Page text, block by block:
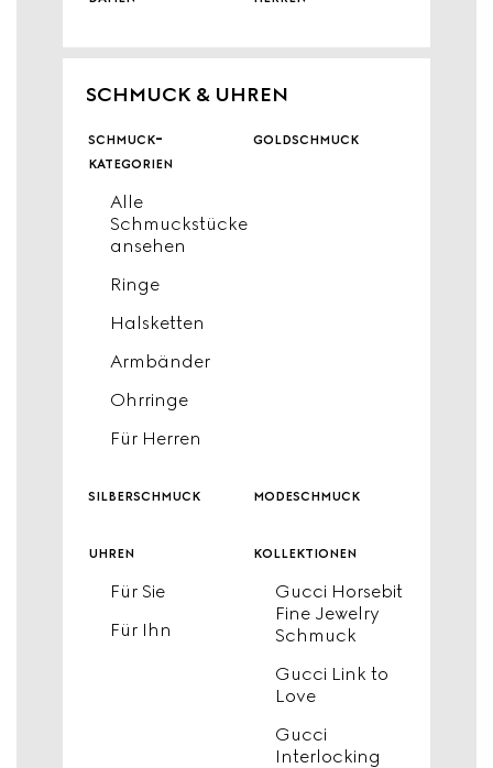
SCHMUCK & UHREN
schmuck-
kategorien
Alle
Schmuckstücke
ansehen
Ringe
Halsketten
Armbänder
Ohrringe
Für Herren
goldschmuck
silberschmuck modeschmuck
uhren
Für Sie
Für Ihn
kollektionen
Gucci Horsebit
Fine Jewelry
Schmuck
Gucci Link to
Love
Gucci
Interlocking